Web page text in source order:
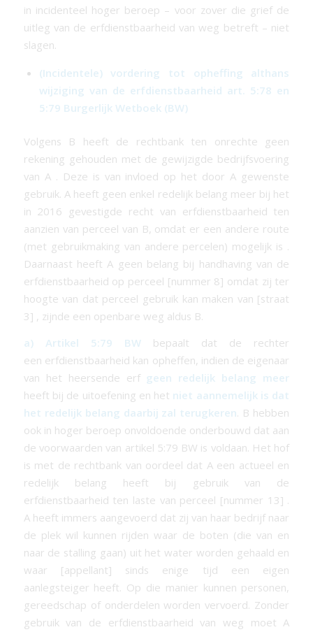
in incidenteel hoger beroep – voor zover die grief de
uitleg van de erfdienstbaarheid van weg betreft – niet
slagen.
(Incidentele) vordering tot opheffing althans
wijziging van de erfdienstbaarheid art. 5:78 en
5:79 Burgerlijk Wetboek (BW)
Volgens B heeft de rechtbank ten onrechte geen
rekening gehouden met de gewijzigde bedrijfsvoering
van A . Deze is van invloed op het door A gewenste
gebruik. A heeft geen enkel redelijk belang meer bij het
in 2016 gevestigde recht van erfdienstbaarheid ten
aanzien van perceel van B, omdat er een andere route
(met gebruikmaking van andere percelen) mogelijk is .
Daarnaast heeft A geen belang bij handhaving van de
erfdienstbaarheid op perceel [nummer 8] omdat zij ter
hoogte van dat perceel gebruik kan maken van [straat
3] , zijnde een openbare weg aldus B.
a) Artikel 5:79 BWbepaalt dat de rechter
een erfdienstbaarheid kan opheffen, indien de eigenaar
van het heersende erf geen redelijk belang meer
heeft bij de uitoefening en het niet aannemelijk is dat
het redelijk belang daarbij zal terugkeren. B hebben
ook in hoger beroep onvoldoende onderbouwd dat aan
de voorwaarden van artikel 5:79 BW is voldaan. Het hof
is met de rechtbank van oordeel dat A een actueel en
redelijk belang heeft bij gebruik van de
erfdienstbaarheid ten laste van perceel [nummer 13] .
A heeft immers aangevoerd dat zij van haar bedrijf naar
de plek wil kunnen rijden waar de boten (die van en
naar de stalling gaan) uit het water worden gehaald en
waar [appellant] sinds enige tijd een eigen
aanlegsteiger heeft. Op die manier kunnen personen,
gereedschap of onderdelen worden vervoerd. Zonder
gebruik van de erfdienstbaarheid van weg moet A